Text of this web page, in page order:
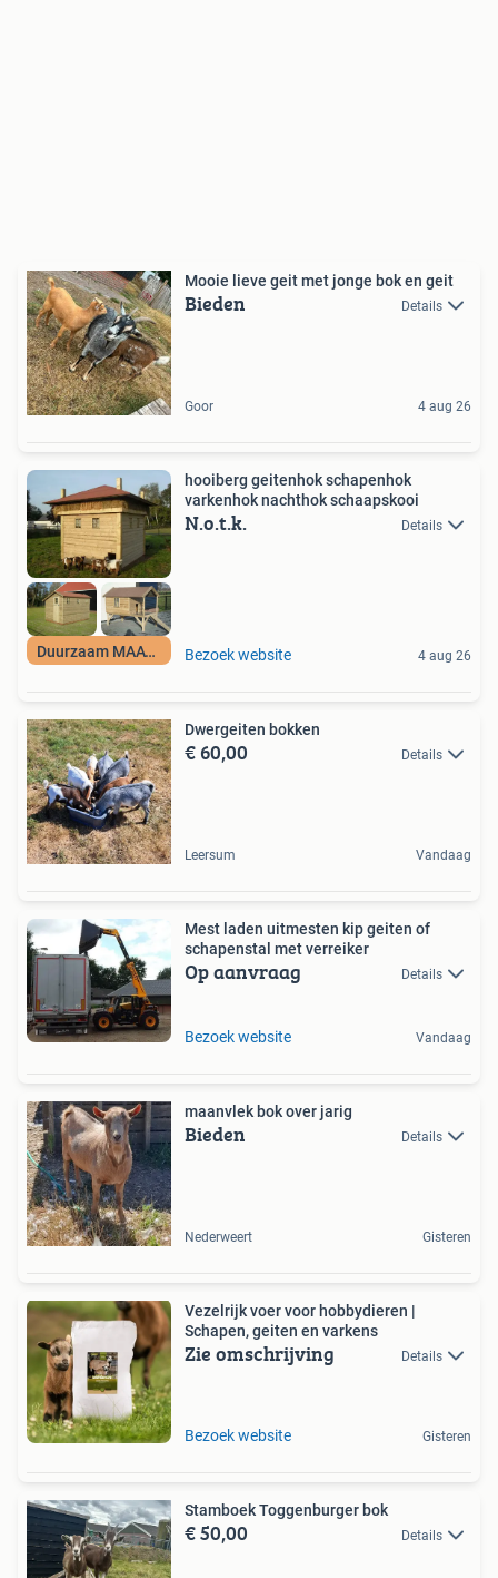
Mooie lieve geit met jonge bok en geit
Bieden Details
Goor 4 aug 26
Duurzaam MAATWERK
hooiberg geitenhok schapenhok
varkenhok nachthok schaapskooi
N.o.t.k. Details
Bezoek website 4 aug 26
Dwergeiten bokken
€ 60,00 Details
Leersum Vandaag
Mest laden uitmesten kip geiten of
schapenstal met verreiker
Op aanvraag Details
Bezoek website Vandaag
maanvlek bok over jarig
Bieden Details
Nederweert Gisteren
Vezelrijk voer voor hobbydieren |
Schapen, geiten en varkens
Zie omschrijving Details
Bezoek website Gisteren
Stamboek Toggenburger bok
€ 50,00 Details